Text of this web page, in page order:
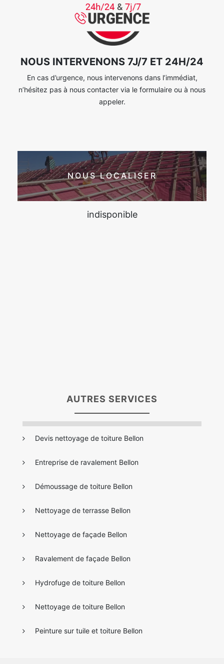
NOUS INTERVENONS 7J/7 ET 24H/24
En cas d’urgence, nous intervenons dans l’immédiat,
n’hésitez pas à nous contacter via le formulaire ou à nous
appeler.
NOUS LOCALISER
indisponible
AUTRES SERVICES
Devis nettoyage de toiture Bellon
Entreprise de ravalement Bellon
Démoussage de toiture Bellon
Nettoyage de terrasse Bellon
Nettoyage de façade Bellon
Ravalement de façade Bellon
Hydrofuge de toiture Bellon
Nettoyage de toiture Bellon
Peinture sur tuile et toiture Bellon